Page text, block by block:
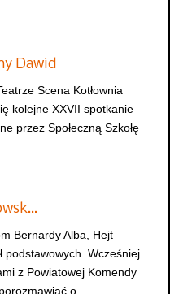
Dawid
Scena Kotłownia
kolejne XXVII spotkanie
przez Społeczną Szkołę
Bernardy Alba, Hejt
podstawowych. Wcześniej
z Powiatowej Komendy
o...